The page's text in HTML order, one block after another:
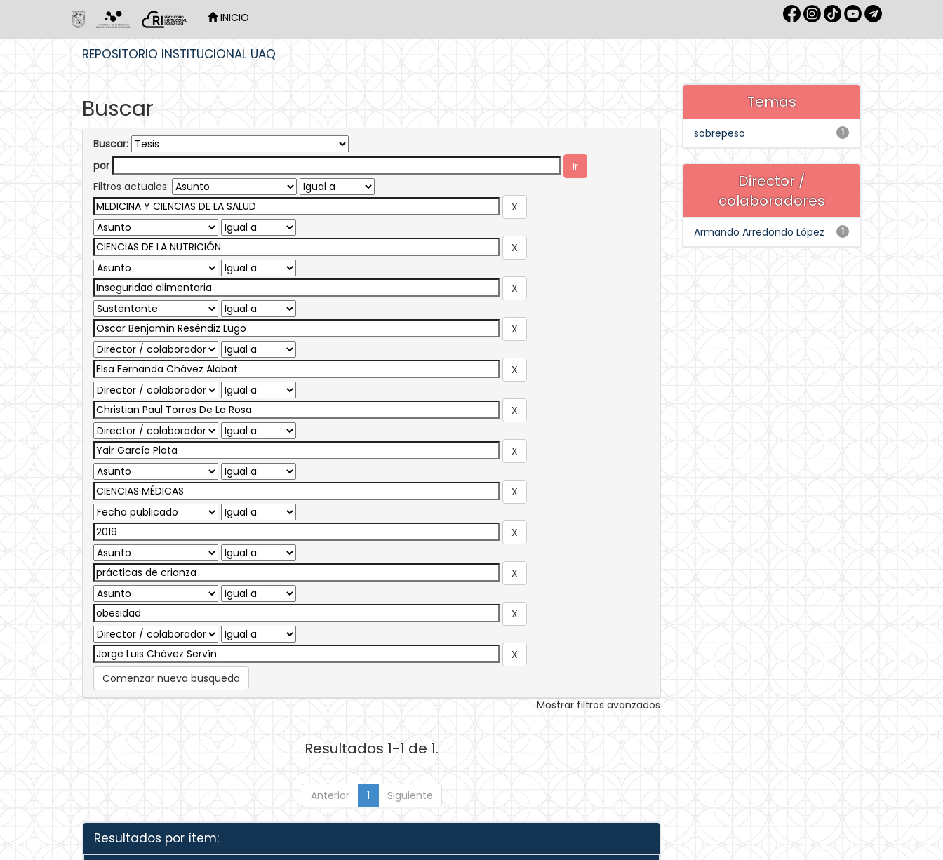
INICIO
REPOSITORIO INSTITUCIONAL UAQ
Buscar
Buscar:
por
Filtros actuales:
Comenzar nueva busqueda
Mostrar filtros avanzados
Resultados 1-1 de 1.
Anterior 1 Siguiente
Resultados por ítem:
Temas
1
sobrepeso
Director /
colaboradores
1
Armando Arredondo López